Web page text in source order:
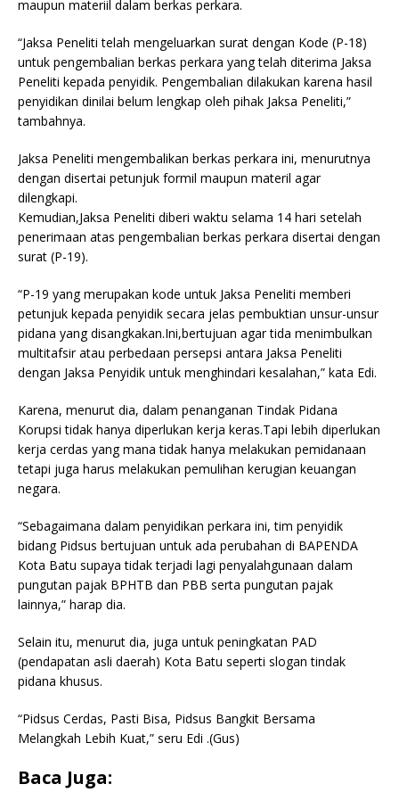
maupun materiil dalam berkas perkara.
“Jaksa Peneliti telah mengeluarkan surat dengan Kode (P-18)
untuk pengembalian berkas perkara yang telah diterima Jaksa
Peneliti kepada penyidik. Pengembalian dilakukan karena hasil
penyidikan dinilai belum lengkap oleh pihak Jaksa Peneliti,”
tambahnya.
Jaksa Peneliti mengembalikan berkas perkara ini, menurutnya
dengan disertai petunjuk formil maupun materil agar
dilengkapi.
Kemudian,Jaksa Peneliti diberi waktu selama 14 hari setelah
penerimaan atas pengembalian berkas perkara disertai dengan
surat (P-19).
“P-19 yang merupakan kode untuk Jaksa Peneliti memberi
petunjuk kepada penyidik secara jelas pembuktian unsur-unsur
pidana yang disangkakan.Ini,bertujuan agar tida menimbulkan
multitafsir atau perbedaan persepsi antara Jaksa Peneliti
dengan Jaksa Penyidik untuk menghindari kesalahan,” kata Edi.
Karena, menurut dia, dalam penanganan Tindak Pidana
Korupsi tidak hanya diperlukan kerja keras.Tapi lebih diperlukan
kerja cerdas yang mana tidak hanya melakukan pemidanaan
tetapi juga harus melakukan pemulihan kerugian keuangan
negara.
“Sebagaimana dalam penyidikan perkara ini, tim penyidik
bidang Pidsus bertujuan untuk ada perubahan di BAPENDA
Kota Batu supaya tidak terjadi lagi penyalahgunaan dalam
pungutan pajak BPHTB dan PBB serta pungutan pajak
lainnya,” harap dia.
Selain itu, menurut dia, juga untuk peningkatan PAD
(pendapatan asli daerah) Kota Batu seperti slogan tindak
pidana khusus.
“Pidsus Cerdas, Pasti Bisa, Pidsus Bangkit Bersama
Melangkah Lebih Kuat,” seru Edi .(Gus)
Baca Juga: